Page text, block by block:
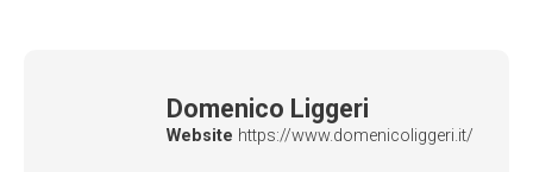
Domenico Liggeri
Website https://www.domenicoliggeri.it/